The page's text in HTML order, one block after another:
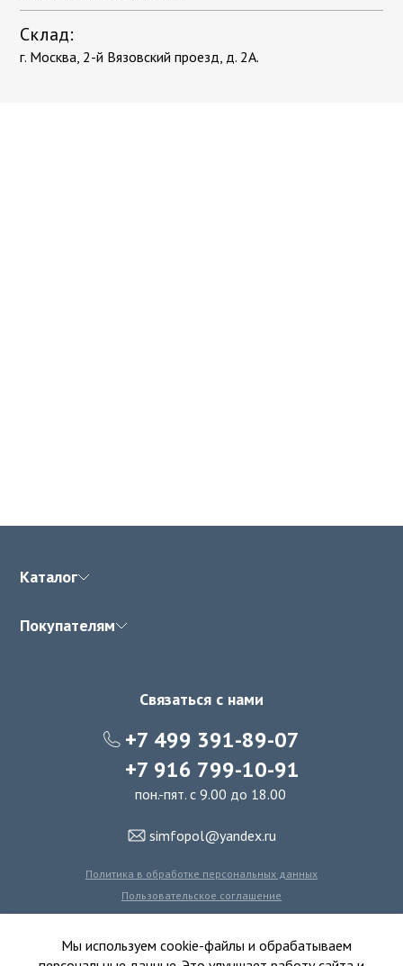
Склад:
г. Москва, 2-й Вязовский проезд, д. 2А.
Каталог
Покупателям
Связаться с нами
+7 499 391-89-07
+7 916 799-10-91
пон.-пят. с 9.00 до 18.00
simfopol@yandex.ru
Политика в обработке персональных данных
Пользовательское соглашение
Политика использования файлов cookie
Мы используем cookie-файлы и обрабатываем